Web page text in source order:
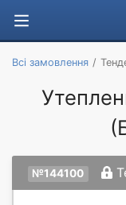
Всі замовлення
№144100